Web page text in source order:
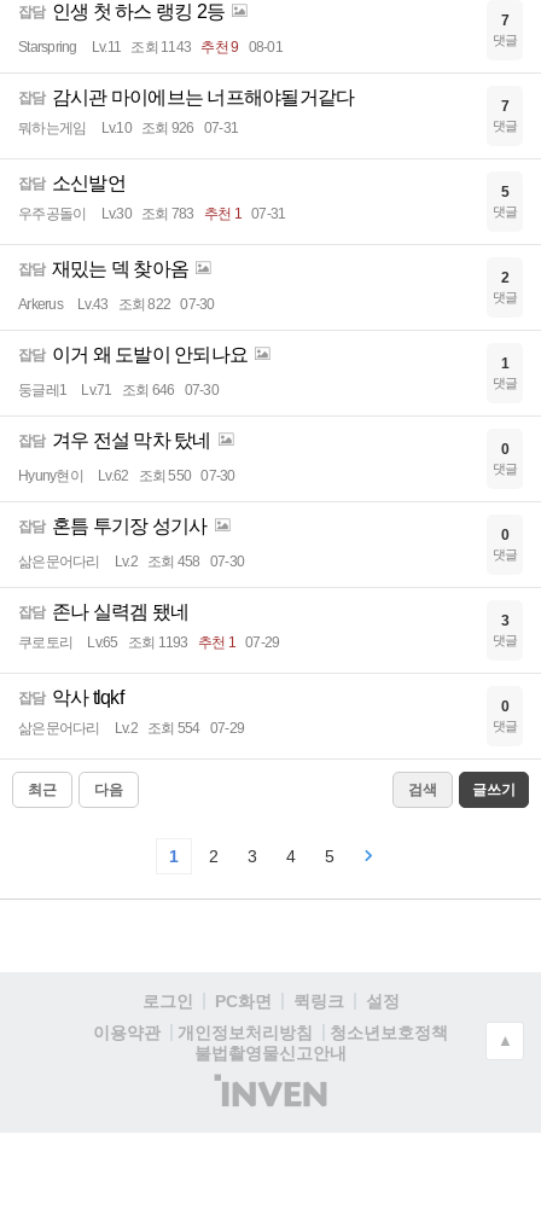
잡담 인생 첫 하스 랭킹 2등
Starspring Lv.11 조회 1143 추천 9 08-01
7
댓글
잡담 감시관 마이에브는 너프해야될거같다
뭐하는게임 Lv.10 조회 926 07-31
7
댓글
잡담 소신발언
우주공돌이 Lv.30 조회 783 추천 1 07-31
5
댓글
잡담 재밌는 덱 찾아옴
Arkerus Lv.43 조회 822 07-30
2
댓글
잡담 이거 왜 도발이 안되나요
둥글레1 Lv.71 조회 646 07-30
1
댓글
잡담 겨우 전설 막차 탔네
Hyuny현이 Lv.62 조회 550 07-30
0
댓글
잡담 혼틈 투기장 성기사
삶은문어다리 Lv.2 조회 458 07-30
0
댓글
잡담 존나 실력겜 됐네
쿠로토리 Lv.65 조회 1193 추천 1 07-29
3
댓글
잡담 악사 tlqkf
삶은문어다리 Lv.2 조회 554 07-29
0
댓글
최근 다음 검색 글쓰기
1 2 3 4 5
로그인 PC화면 퀵링크
설정
이용약관
개인정보처리방침
청소년보호정책
불법촬영물신고안내
(주)
인
▲